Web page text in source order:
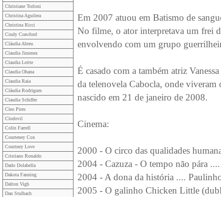
Christiane Torloni
Christina Aguilera
Christina Ricci
Cindy Crawford
Cláudia Abreu
Claudia Jimenez
Claudia Leitte
Claudia Ohana
Claudia Raia
Cláudia Rodrigues
Claudia Schiffer
Cleo Pires
Clodovil
Colin Farrell
Courteney Cox
Courtney Love
Cristiano Ronaldo
Dado Dolabella
Dakota Fanning
Dalton Vigh
Dan Stulbach
Em 2007 atuou em Batismo de
No filme, o ator interpretava um frei
envolvendo com um grupo
É casado com a também atriz
da telenovela Cabocla, onde
nascido em 21 de janeiro de 2008.
Cinema:
2000 - O circo das qualidades
2004 - Cazuza - O tempo não pára
2004 - A dona da história ....
2005 - O galinho Chicken Little